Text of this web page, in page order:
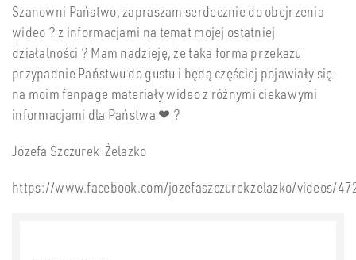
Szanowni Państwo, zapraszam serdecznie do obejrzenia
wideo ? z informacjami na temat mojej ostatniej
działalności ? Mam nadzieję, że taka forma przekazu
przypadnie Państwu do gustu i będą częściej pojawiały się
na moim fanpage materiały wideo z różnymi ciekawymi
informacjami dla Państwa ❤ ?
Józefa Szczurek-Żelazko
https://www.facebook.com/jozefaszczurekzelazko/videos/